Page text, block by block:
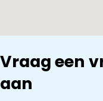
Vraag een
aan